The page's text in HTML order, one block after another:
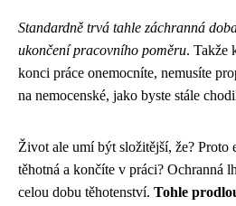
Standardně trvá tahle záchranná
ukončení pracovního poměru. Takže
konci práce onemocníte, nemusíte
na nemocenské, jako byste stále
Život ale umí být složitější, že? Proto
těhotná a končíte v práci? Ochranná
celou dobu těhotenství. Tohle